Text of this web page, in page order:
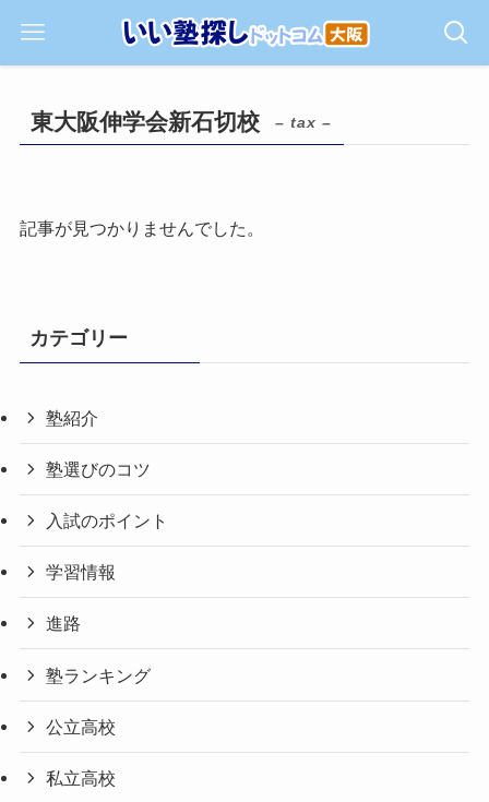
東大阪伸学会新石切校 – tax –
記事が見つかりませんでした。
カテゴリー
塾紹介
塾選びのコツ
入試のポイント
学習情報
進路
塾ランキング
公立高校
私立高校